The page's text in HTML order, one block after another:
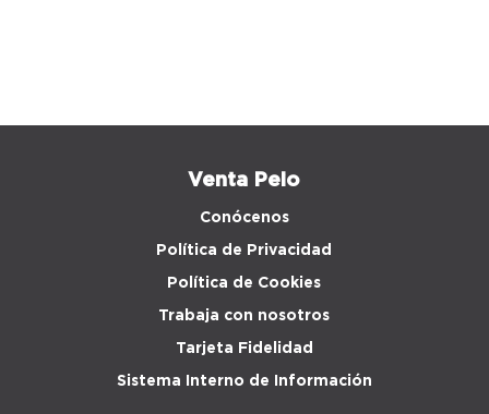
Venta Peio
Conócenos
Política de Privacidad
Política de Cookies
Trabaja con nosotros
Tarjeta Fidelidad
Sistema Interno de Información